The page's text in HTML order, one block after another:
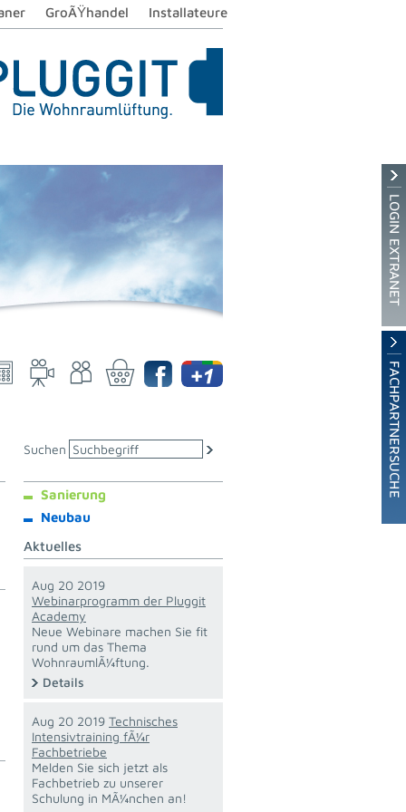
GroÃŸhandel Installateure
Suchen
Sanierung
Neubau
Aktuelles
Aug 20 2019
Webinarprogramm der Pluggit
Academy
Neue Webinare machen Sie fit
rund um das Thema
WohnraumlÃ¼ftung.
Details
Aug 20 2019 Technisches
Intensivtraining fÃ¼r
Fachbetriebe
Melden Sie sich jetzt als
Fachbetrieb zu unserer
Schulung in MÃ¼nchen an!